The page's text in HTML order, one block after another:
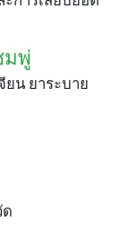
มพู่
ยน ยาระบาย
ด